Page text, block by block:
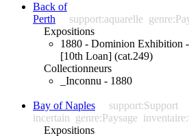
Back of
Perth
support:aquarelle
Expositions
1880 - Dominion Exhibition
[10th Loan] (cat.249)
Collectionneurs
_Inconnu - 1880
Bay of Naples
support:Support
incertain genre:Paysage
Expositions